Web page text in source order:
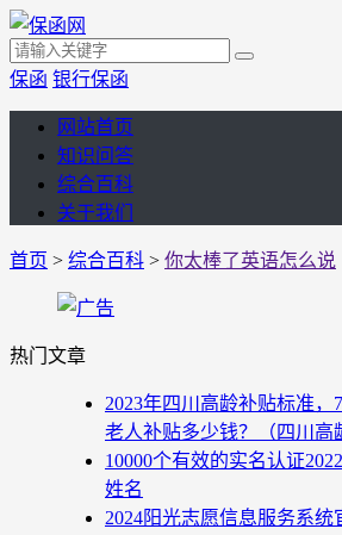
保函 银行保函
网站首页
知识问答
综合百科
关于我们
首页 > 综合百科 > 你太棒了英语怎么说
热门文章
2023年四川高龄补贴标准，
老人补贴多少钱？（四川高
10000个有效的实名认证
姓名
2024阳光志愿信息服务系